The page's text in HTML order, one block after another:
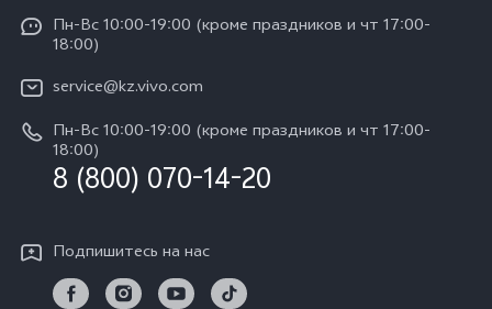
Y100
Y28
Y18
Y17s
TWS 3e
Funtouch OS
IMEI аутентификация
Обновление системы
Запрос хода ремонта
Инструкции по гарантии vivo
Пресс-центр
Карьера в vivo
Юридическая информация
О нас
Стабильность
Пн-Вс 10:00-19:00 (кроме праздников и чт 17:00-
18:00)
service@kz.vivo.com
Пн-Вс 10:00-19:00 (кроме праздников и чт 17:00-
18:00)
8 (800) 070-14-20
Подпишитесь на нас